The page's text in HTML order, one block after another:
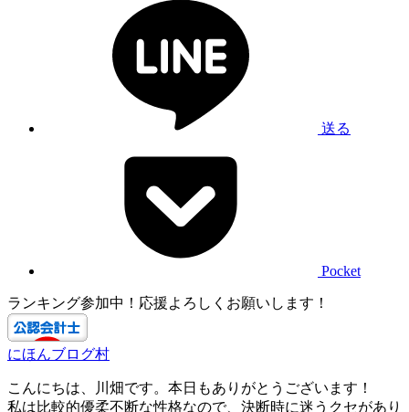
送る
Pocket
ランキング参加中！応援よろしくお願いします！
にほんブログ村
こんにちは、川畑です。本日もありがとうございます！
私は比較的優柔不断な性格なので、決断時に迷うクセがあり